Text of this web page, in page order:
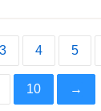
3 4 5
10 →